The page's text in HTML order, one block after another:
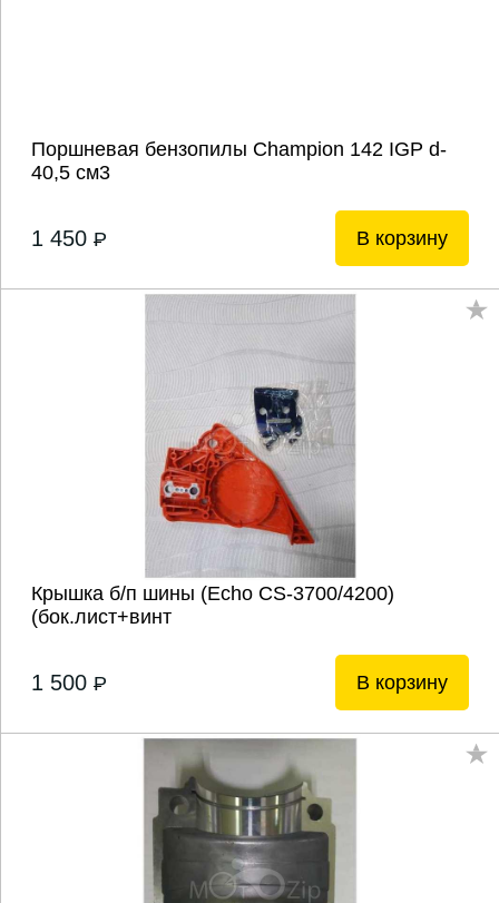
Поршневая бензопилы Champion 142 IGP d-
40,5 см3
1 450 P В корзину
Крышка б/п шины (Echo CS-3700/4200)
(бок.лист+винт
1 500 P В корзину